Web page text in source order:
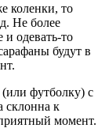
коленки, то
Не более
и одевать-то
будут в
(или футболку) с
склонна к
момент.